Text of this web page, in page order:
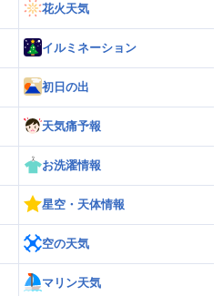
花火天気
イルミネーション
初日の出
天気痛予報
お洗濯情報
星空・天体情報
空の天気
マリン天気